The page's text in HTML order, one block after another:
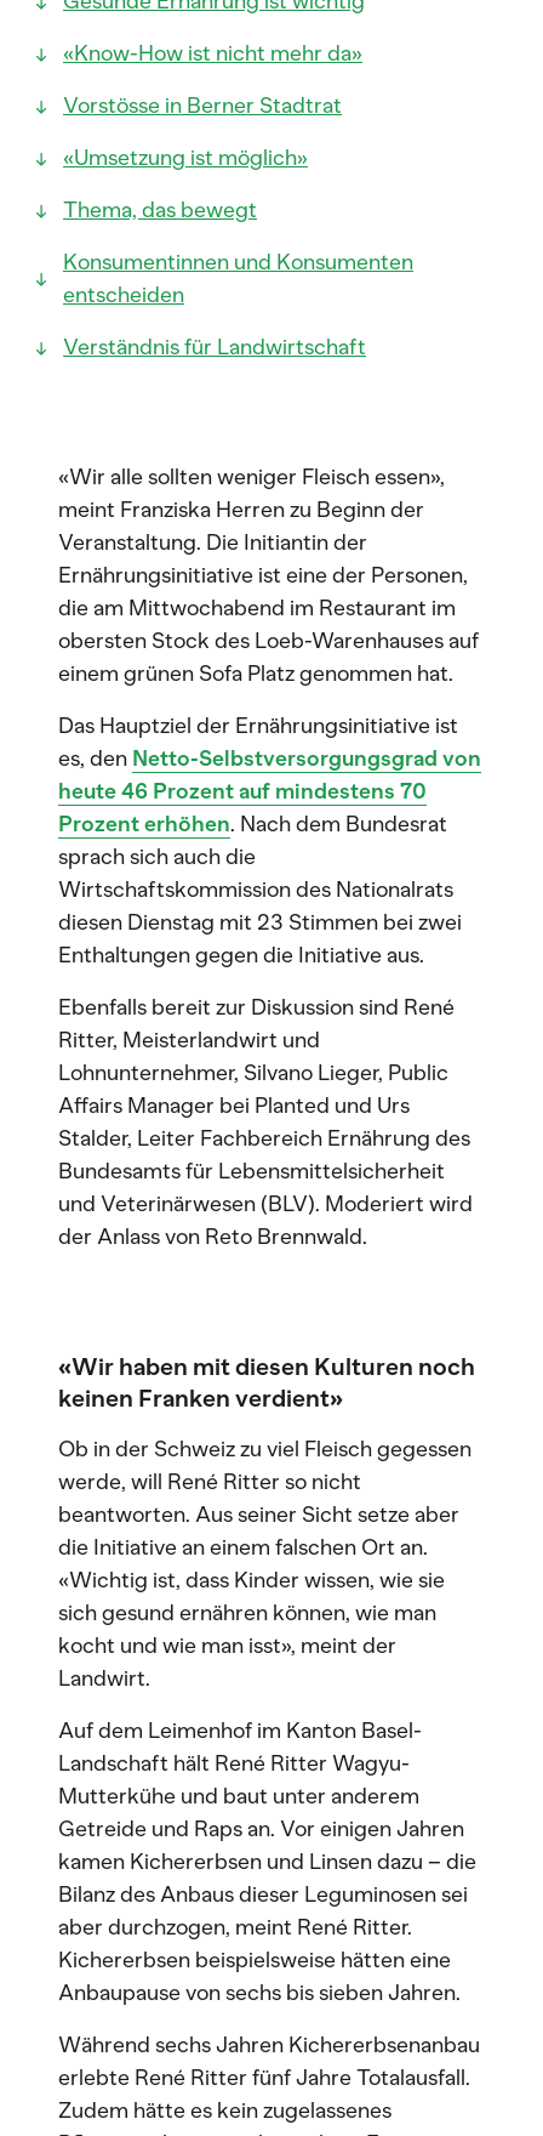
«Know-How ist nicht mehr da»
Vorstösse in Berner Stadtrat
«Umsetzung ist möglich»
Thema, das bewegt
Konsumentinnen und Konsumenten
entscheiden
Verständnis für Landwirtschaft
«Wir alle sollten weniger Fleisch essen»,
meint Franziska Herren zu Beginn der
Veranstaltung. Die Initiantin der
Ernährungsinitiative ist eine der Personen,
die am Mittwochabend im Restaurant im
obersten Stock des Loeb-Warenhauses auf
einem grünen Sofa Platz genommen hat.
Das Hauptziel der Ernährungsinitiative ist
es, den Netto-Selbstversorgungsgrad von
heute 46 Prozent auf mindestens 70
Prozent erhöhen. Nach dem Bundesrat
sprach sich auch die
Wirtschaftskommission des Nationalrats
diesen Dienstag mit 23 Stimmen bei zwei
Enthaltungen gegen die Initiative aus.
Ebenfalls bereit zur Diskussion sind René
Ritter, Meisterlandwirt und
Lohnunternehmer, Silvano Lieger, Public
Affairs Manager bei Planted und Urs
Stalder, Leiter Fachbereich Ernährung des
Bundesamts für Lebensmittelsicherheit
und Veterinärwesen (BLV). Moderiert wird
der Anlass von Reto Brennwald.
«Wir haben mit diesen Kulturen noch
keinen Franken verdient»
Ob in der Schweiz zu viel Fleisch gegessen
werde, will René Ritter so nicht
beantworten. Aus seiner Sicht setze aber
die Initiative an einem falschen Ort an.
«Wichtig ist, dass Kinder wissen, wie sie
sich gesund ernähren können, wie man
kocht und wie man isst», meint der
Landwirt.
Auf dem Leimenhof im Kanton Basel-
Landschaft hält René Ritter Wagyu-
Mutterkühe und baut unter anderem
Getreide und Raps an. Vor einigen Jahren
kamen Kichererbsen und Linsen dazu – die
Bilanz des Anbaus dieser Leguminosen sei
aber durchzogen, meint René Ritter.
Kichererbsen beispielsweise hätten eine
Anbaupause von sechs bis sieben Jahren.
Während sechs Jahren Kichererbsenanbau
erlebte René Ritter fünf Jahre Totalausfall.
Zudem hätte es kein zugelassenes